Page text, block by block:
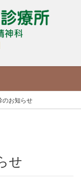
のお知らせ
せ